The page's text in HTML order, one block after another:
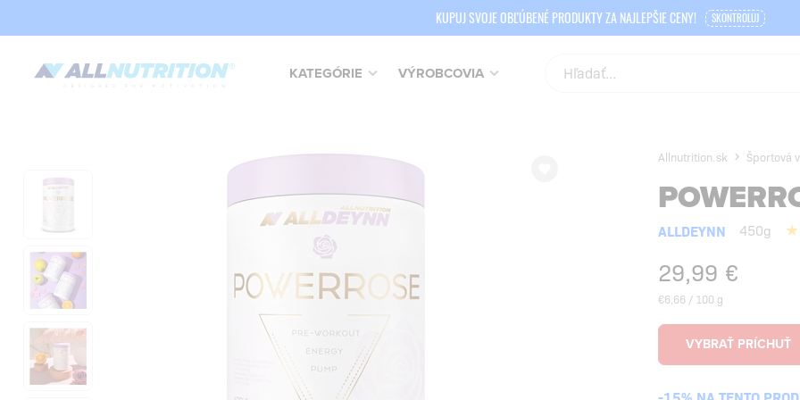
KUPUJ SVOJE OBĽÚBENÉ PRODUKTY ZA NAJLEPŠIE CENY! SKONTROLUJ
KATEGÓRIE VÝROBCOVIA
Allnutrition.sk Športová
ALLDEYNN 450g
29,99 €
€6,66 / 100 g